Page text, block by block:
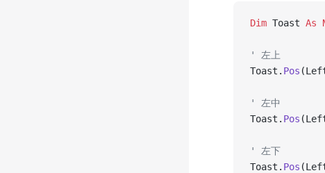
Dim Toast As
' 左上
Toast. Pos
' 左中
Toast. Pos
' 左下
Toast. Pos